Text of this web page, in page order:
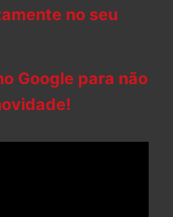
no seu
Google para não